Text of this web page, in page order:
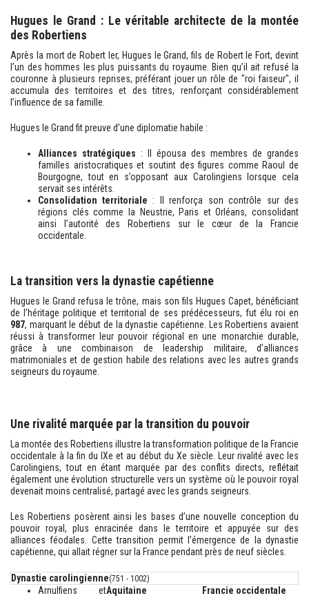
Hugues le Grand : Le véritable architecte de la montée
des Robertiens
Après la mort de Robert Ier, Hugues le Grand, fils de Robert le Fort, devint
l’un des hommes les plus puissants du royaume. Bien qu’il ait refusé la
couronne à plusieurs reprises, préférant jouer un rôle de "roi faiseur", il
accumula des territoires et des titres, renforçant considérablement
l’influence de sa famille.
Hugues le Grand fit preuve d’une diplomatie habile :
Alliances stratégiques : Il épousa des membres de grandes
familles aristocratiques et soutint des figures comme Raoul de
Bourgogne, tout en s’opposant aux Carolingiens lorsque cela
servait ses intérêts.
Consolidation territoriale : Il renforça son contrôle sur des
régions clés comme la Neustrie, Paris et Orléans, consolidant
ainsi l’autorité des Robertiens sur le cœur de la Francie
occidentale.
La transition vers la dynastie capétienne
Hugues le Grand refusa le trône, mais son fils Hugues Capet, bénéficiant
de l’héritage politique et territorial de ses prédécesseurs, fut élu roi en
987, marquant le début de la dynastie capétienne. Les Robertiens avaient
réussi à transformer leur pouvoir régional en une monarchie durable,
grâce à une combinaison de leadership militaire, d’alliances
matrimoniales et de gestion habile des relations avec les autres grands
seigneurs du royaume.
Une rivalité marquée par la transition du pouvoir
La montée des Robertiens illustre la transformation politique de la Francie
occidentale à la fin du IXe et au début du Xe siècle. Leur rivalité avec les
Carolingiens, tout en étant marquée par des conflits directs, reflétait
également une évolution structurelle vers un système où le pouvoir royal
devenait moins centralisé, partagé avec les grands seigneurs.
Les Robertiens posèrent ainsi les bases d’une nouvelle conception du
pouvoir royal, plus enracinée dans le territoire et appuyée sur des
alliances féodales. Cette transition permit l’émergence de la dynastie
capétienne, qui allait régner sur la France pendant près de neuf siècles.
Dynastie carolingienne(751 - 1002)
Arnulfiens etAquitaine Francie occidentale